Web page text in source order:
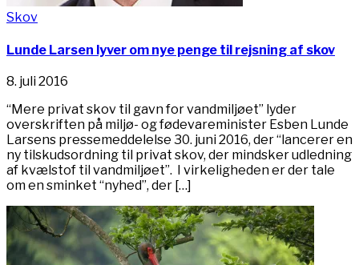
Skov
Lunde Larsen lyver om nye penge til rejsning af skov
8. juli 2016
“Mere privat skov til gavn for vandmiljøet” lyder
overskriften på miljø- og fødevareminister Esben Lunde
Larsens pressemeddelelse 30. juni 2016, der “lancerer en
ny tilskudsordning til privat skov, der mindsker udledning
af kvælstof til vandmiljøet”. I virkeligheden er der tale
om en sminket “nyhed”, der […]